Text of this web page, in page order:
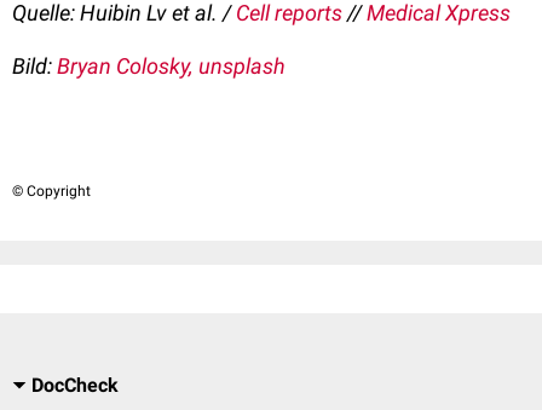
Quelle: Huibin Lv et al. /Cell reports//Medical Xpress
Bild:Bryan Colosky, unsplash
© Copyright
DocCheck